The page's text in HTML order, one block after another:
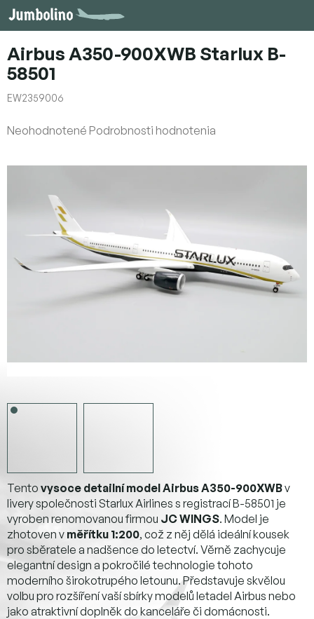
Prejsť
na
Airbus A350-900XWB Starlux B-
58501
EW2359006
Priemerné
hviezdičiek.
Neohodnotené Podrobnosti hodnotenia
Tento vysoce detailní model Airbus A350-900XWBv
livery společnosti Starlux Airlines s registrací B-58501 je
vyroben renomovanou firmou JC WINGS. Model je
zhotoven v měřítku 1:200, což z něj dělá ideální kousek
pro sběratele a nadšence do letectví. Věrně zachycuje
elegantní design a pokročilé technologie tohoto
moderního širokotrupého letounu. Představuje skvělou
volbu pro rozšíření vaší sbírky modelů letadel Airbus nebo
jako atraktivní doplněk do kanceláře či domácnosti.